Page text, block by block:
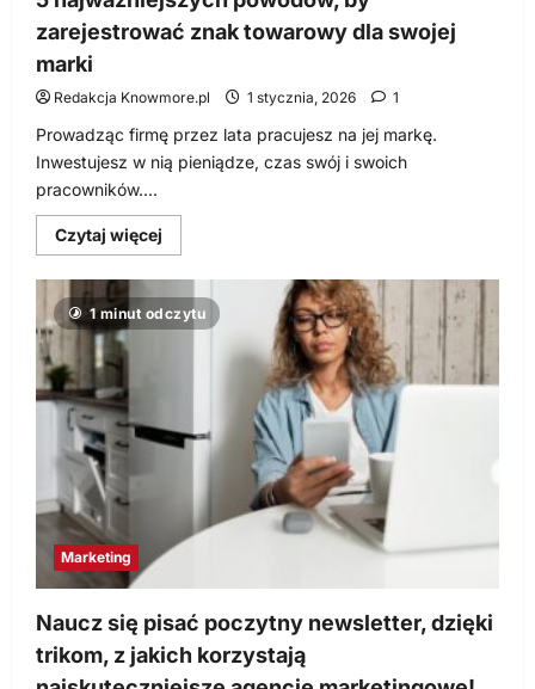
zarejestrować znak towarowy dla swojej
marki
Redakcja Knowmore.pl 1 stycznia, 2026 1
Prowadząc firmę przez lata pracujesz na jej markę.
Inwestujesz w nią pieniądze, czas swój i swoich
pracowników....
Czytaj więcej
się
o
5
najważniejszych
powodów,
zarejestrować
swojej
marki
1 minut odczytu
Marketing
Naucz się pisać poczytny newsletter, dzięki
trikom, z jakich korzystają